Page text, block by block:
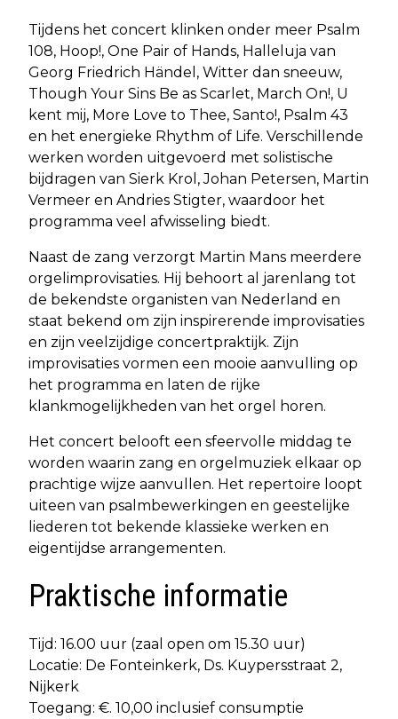
Tijdens het concert klinken onder meer Psalm
108, Hoop!, One Pair of Hands, Halleluja van
Georg Friedrich Händel, Witter dan sneeuw,
Though Your Sins Be as Scarlet, March On!, U
kent mij, More Love to Thee, Santo!, Psalm 43
en het energieke Rhythm of Life. Verschillende
werken worden uitgevoerd met solistische
bijdragen van Sierk Krol, Johan Petersen, Martin
Vermeer en Andries Stigter, waardoor het
programma veel afwisseling biedt.
Naast de zang verzorgt Martin Mans meerdere
orgelimprovisaties. Hij behoort al jarenlang tot
de bekendste organisten van Nederland en
staat bekend om zijn inspirerende improvisaties
en zijn veelzijdige concertpraktijk. Zijn
improvisaties vormen een mooie aanvulling op
het programma en laten de rijke
klankmogelijkheden van het orgel horen.
Het concert belooft een sfeervolle middag te
worden waarin zang en orgelmuziek elkaar op
prachtige wijze aanvullen. Het repertoire loopt
uiteen van psalmbewerkingen en geestelijke
liederen tot bekende klassieke werken en
eigentijdse arrangementen.
Praktische informatie
Tijd: 16.00 uur (zaal open om 15.30 uur)
Locatie: De Fonteinkerk, Ds. Kuypersstraat 2,
Nijkerk
Toegang: €. 10,00 inclusief consumptie